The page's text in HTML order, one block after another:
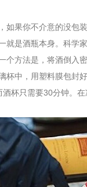
果你不介意的没包装
是酒瓶本身。科学家
个方法是，将酒倒入
杯中，用塑料膜包封
杯只需要30分钟。